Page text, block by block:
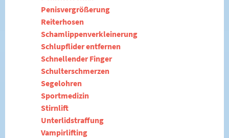
Penisvergrößerung
Reiterhosen
Schamlippenverkleinerung
Schlupflider entfernen
Schnellender Finger
Schulterschmerzen
Segelohren
Sportmedizin
Stirnlift
Unterlidstraffung
Vampirlifting